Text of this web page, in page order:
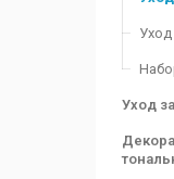
Уход
Уход